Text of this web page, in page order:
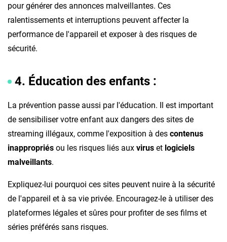
pour générer des annonces malveillantes. Ces
ralentissements et interruptions peuvent affecter la
performance de l'appareil et exposer à des risques de
sécurité.
4. Éducation des enfants :
La prévention passe aussi par l'éducation. Il est important
de sensibiliser votre enfant aux dangers des sites de
streaming illégaux, comme l'exposition à des contenus
inappropriés ou les risques liés aux virus et logiciels
malveillants.
Expliquez-lui pourquoi ces sites peuvent nuire à la sécurité
de l'appareil et à sa vie privée. Encouragez-le à utiliser des
plateformes légales et sûres pour profiter de ses films et
séries préférés sans risques.